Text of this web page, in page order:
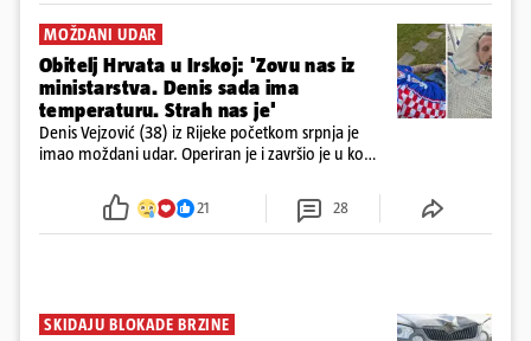
MOŽDANI UDAR
Obitelj Hrvata u Irskoj: 'Zovu nas iz
ministarstva. Denis sada ima
temperaturu. Strah nas je'
Denis Vejzović (38) iz Rijeke početkom srpnja je
imao moždani udar. Operiran je i završio je u komi.
tamošnji liječnici ne vjeruju u oporavak: 'Imamo
21 28
SKIDAJU BLOKADE BRZINE